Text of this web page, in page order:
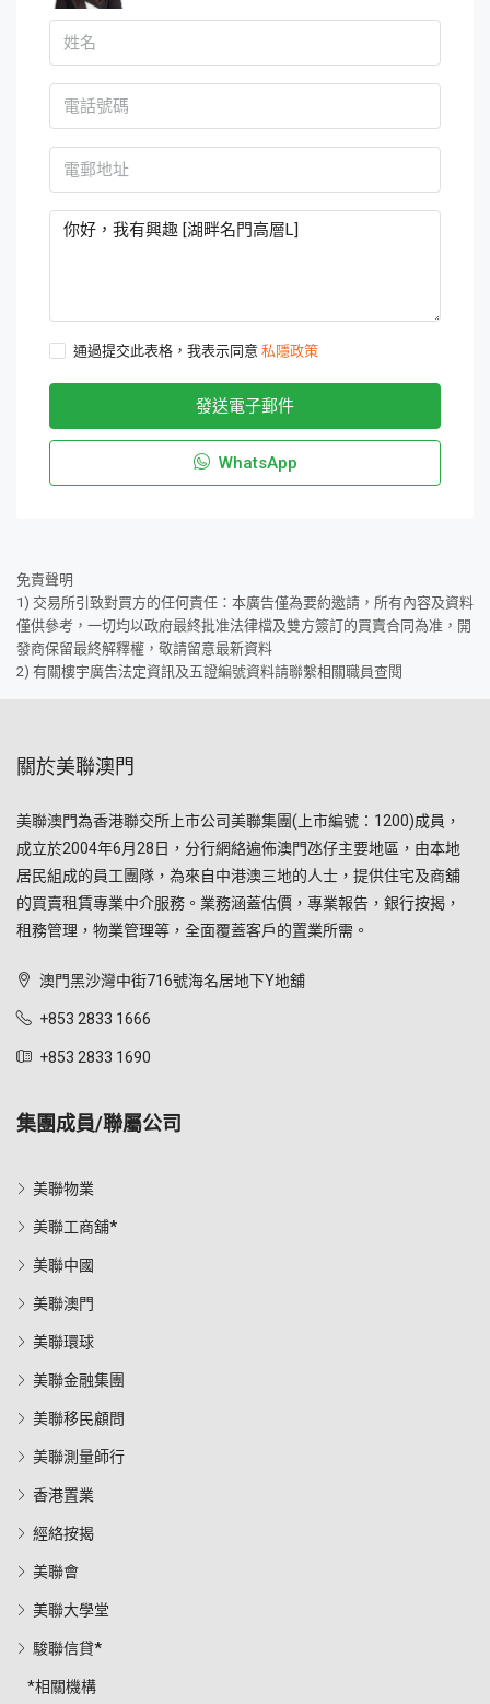
通過提交此表格，我表示同意 私隱政策
發送電子郵件
WhatsApp
免責聲明
1) 交易所引致對買方的任何責任：本廣告僅為要約邀請，所有內容及資料
僅供參考，一切均以政府最終批准法律檔及雙方簽訂的買賣合同為准，開
發商保留最終解釋權，敬請留意最新資料
2) 有關樓宇廣告法定資訊及五證編號資料請聯繫相關職員查閱
關於美聯澳門
美聯澳門為香港聯交所上市公司美聯集團(上市編號：1200)成員，
成立於2004年6月28日，分行網絡遍佈澳門氹仔主要地區，由本地
居民組成的員工團隊，為來自中港澳三地的人士，提供住宅及商舖
的買賣租賃專業中介服務。業務涵蓋估價，專業報告，銀行按揭，
租務管理，物業管理等，全面覆蓋客戶的置業所需。
澳門黑沙灣中街716號海名居地下Y地舖
+853 2833 1666
+853 2833 1690
集團成員/聯屬公司
美聯物業
美聯工商舖*
美聯中國
美聯澳門
美聯環球
美聯金融集團
美聯移民顧問
美聯測量師行
香港置業
經絡按揭
美聯會
美聯大學堂
駿聯信貸*
*相關機構